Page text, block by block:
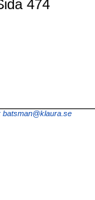
474
batsman@klaura.se